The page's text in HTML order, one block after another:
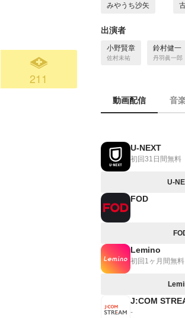
211
みやうち沙矢
出演者
小野賢章
佐村未祐
鈴村健一
丹羽眞一郎
動画配信 音
U-NEXT
初回31日間無料
U-
FOD
Lemino
初回1ヶ月間無料
J:COM
-